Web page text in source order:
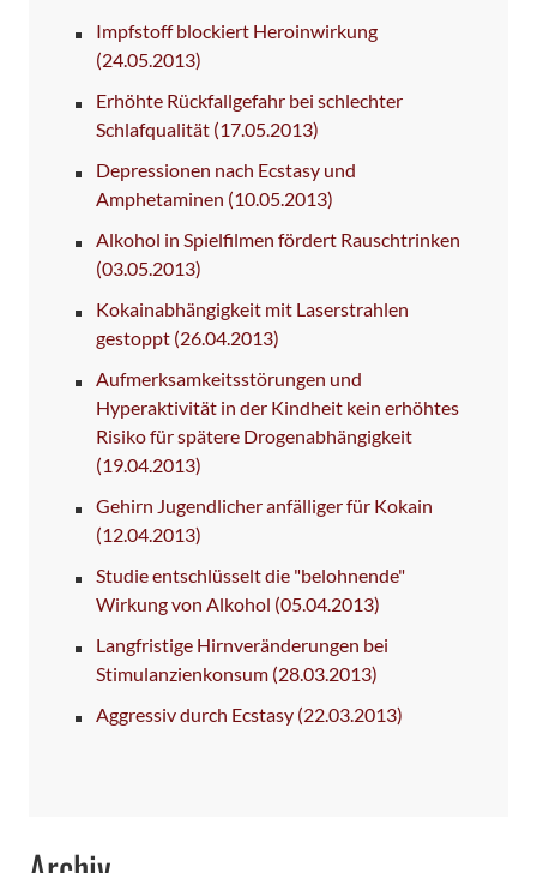
Impfstoff blockiert Heroinwirkung
(24.05.2013)
Erhöhte Rückfallgefahr bei schlechter
Schlafqualität (17.05.2013)
Depressionen nach Ecstasy und
Amphetaminen (10.05.2013)
Alkohol in Spielfilmen fördert Rauschtrinken
(03.05.2013)
Kokainabhängigkeit mit Laserstrahlen
gestoppt (26.04.2013)
Aufmerksamkeitsstörungen und
Hyperaktivität in der Kindheit kein erhöhtes
Risiko für spätere Drogenabhängigkeit
(19.04.2013)
Gehirn Jugendlicher anfälliger für Kokain
(12.04.2013)
Studie entschlüsselt die "belohnende"
Wirkung von Alkohol (05.04.2013)
Langfristige Hirnveränderungen bei
Stimulanzienkonsum (28.03.2013)
Aggressiv durch Ecstasy (22.03.2013)